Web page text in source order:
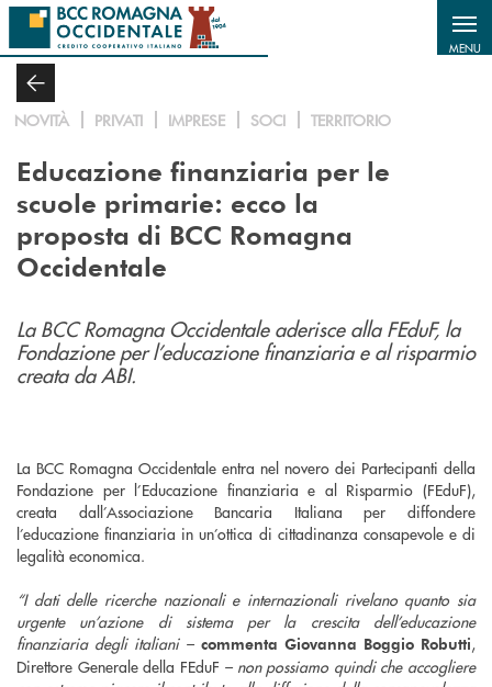
Salta al contenuto principale
MENU
NOVITÀ PRIVATI IMPRESE SOCI TERRITORIO
Educazione finanziaria per le
scuole primarie: ecco la
proposta di BCC Romagna
Occidentale
La BCC Romagna Occidentale aderisce alla FEduF, la
Fondazione per l’educazione finanziaria e al risparmio
creata da ABI.
La BCC Romagna Occidentale entra nel novero dei Partecipanti della
Fondazione per l’Educazione finanziaria e al Risparmio (FEduF),
creata dall’Associazione Bancaria Italiana per diffondere
l’educazione finanziaria in un’ottica di cittadinanza consapevole e di
legalità economica.
“I dati delle ricerche nazionali e internazionali rivelano quanto sia
urgente un’azione di sistema per la crescita dell’educazione
finanziaria degli italiani – commenta Giovanna Boggio Robutti,
Direttore Generale della FEduF – non possiamo quindi che accogliere